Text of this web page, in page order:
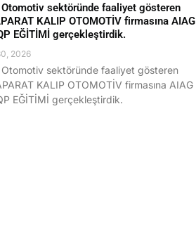
Otomotiv sektöründe faaliyet gösteren
KALIP OTOMOTİV firmasına AIAG
EĞİTİMİ gerçekleştirdik.
2026
Otomotiv sektöründe faaliyet gösteren
KALIP OTOMOTİV firmasına AIAG
EĞİTİMİ gerçekleştirdik.